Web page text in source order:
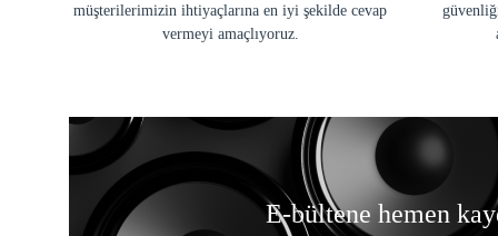
müşterilerimizin ihtiyaçlarına en iyi şekilde cevap
vermeyi amaçlıyoruz.
E-bültene hemen